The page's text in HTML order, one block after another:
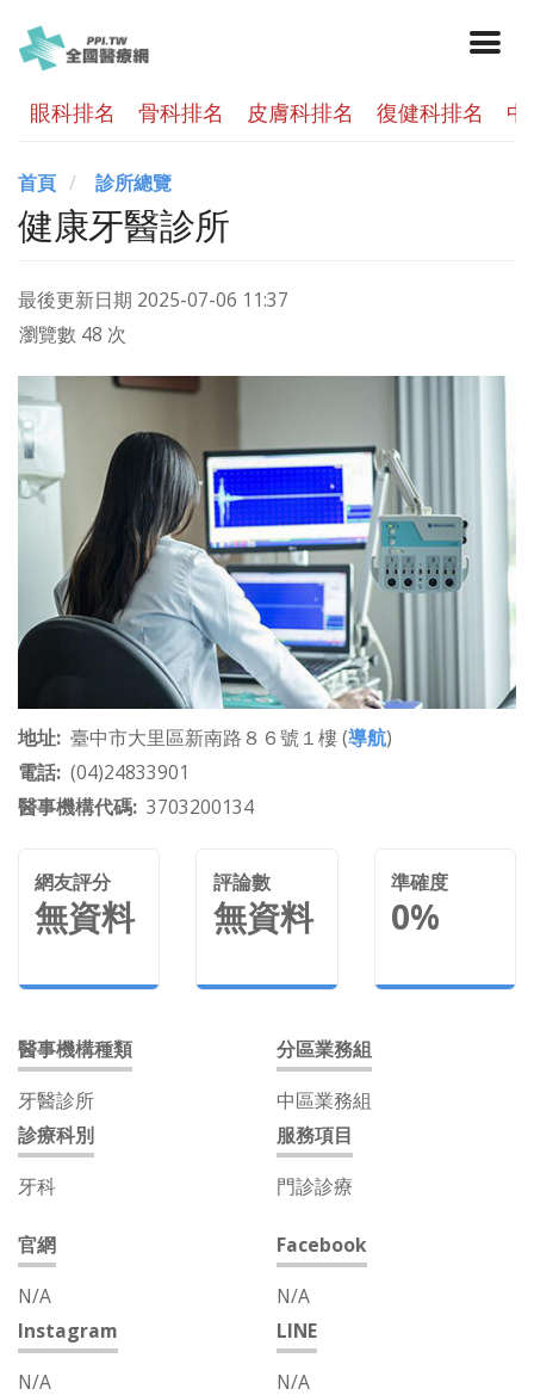
眼科排名 骨科排名 皮膚科排名 復健科排名
首頁 診所總覽
健康牙醫診所
最後更新日期 2025-07-06 11:37
瀏覽數 48 次
地址 臺中市大里區新南路８６號１樓 (導航)
電話 (04)24833901
醫事機構代碼 3703200134
網友評分
無資料
評論數
無資料
準確度
0%
醫事機構種類
牙醫診所
分區業務組
中區業務組
診療科別
牙科
服務項目
門診診療
官網
N/A
Facebook
N/A
Instagram
N/A
LINE
N/A